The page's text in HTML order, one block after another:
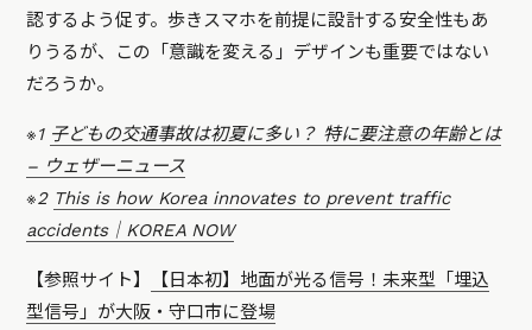
認するよう促す。歩きスマホを前提に設計する安全性もあ
りうるが、この「意識を変える」デザインも重要ではない
だろうか。
※1 子どもの交通事故は初夏に多い？ 特に要注意の年齢とは
– ウェザーニュース
※2 This is how Korea innovates to prevent traffic
accidents｜KOREA NOW
【参照サイト】
【日本初】地面が光る信号！未来型「埋込
型信号」が大阪・守口市に登場